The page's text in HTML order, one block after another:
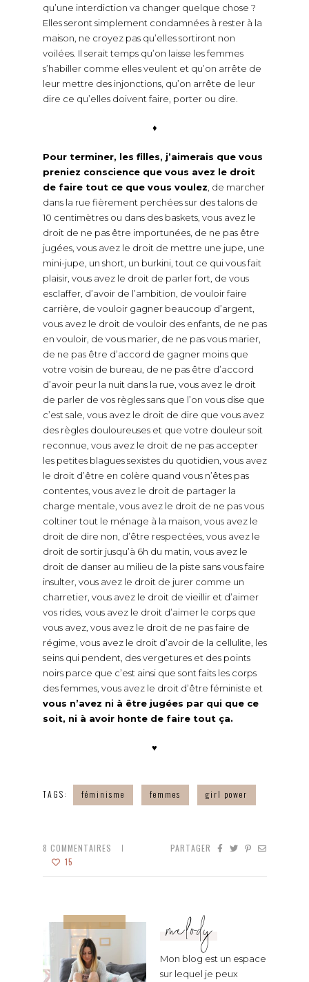
qu’une interdiction va changer quelque chose ?
Elles seront simplement condamnées à rester à la
maison, ne croyez pas qu’elles sortiront non
voilées. Il serait temps qu’on laisse les femmes
s’habiller comme elles veulent et qu’on arrête de
leur mettre des injonctions, qu’on arrête de leur
dire ce qu’elles doivent faire, porter ou dire.
♦
Pour terminer, les filles, j’aimerais que vous
preniez conscience que vous avez le droit
de faire tout ce que vous voulez , de marcher
dans la rue fièrement perchées sur des talons de
10 centimètres ou dans des baskets, vous avez le
droit de ne pas être importunées, de ne pas être
jugées, vous avez le droit de mettre une jupe, une
mini-jupe, un short, un burkini, tout ce qui vous fait
plaisir, vous avez le droit de parler fort, de vous
esclaffer, d’avoir de l’ambition, de vouloir faire
carrière, de vouloir gagner beaucoup d’argent,
vous avez le droit de vouloir des enfants, de ne pas
en vouloir, de vous marier, de ne pas vous marier,
de ne pas être d’accord de gagner moins que
votre voisin de bureau, de ne pas être d’accord
d’avoir peur la nuit dans la rue, vous avez le droit
de parler de vos règles sans que l’on vous dise que
c’est sale, vous avez le droit de dire que vous avez
des règles douloureuses et que votre douleur soit
reconnue, vous avez le droit de ne pas accepter
les petites blagues sexistes du quotidien, vous avez
le droit d’être en colère quand vous n’êtes pas
contentes, vous avez le droit de partager la
charge mentale, vous avez le droit de ne pas vous
coltiner tout le ménage à la maison, vous avez le
droit de dire non, d’être respectées, vous avez le
droit de sortir jusqu’à 6h du matin, vous avez le
droit de danser au milieu de la piste sans vous faire
insulter, vous avez le droit de jurer comme un
charretier, vous avez le droit de vieillir et d’aimer
vos rides, vous avez le droit d’aimer le corps que
vous avez, vous avez le droit de ne pas faire de
régime, vous avez le droit d’avoir de la cellulite, les
seins qui pendent, des vergetures et des points
noirs parce que c’est ainsi que sont faits les corps
des femmes, vous avez le droit d’être féministe et
vous n’avez ni à être jugées par qui que ce
soit, ni à avoir honte de faire tout ça.
♥
TAGS: féminisme femmes girl power
8 COMMENTAIRES
15
PARTAGER
melody
Mon blog est un espace
sur lequel je peux